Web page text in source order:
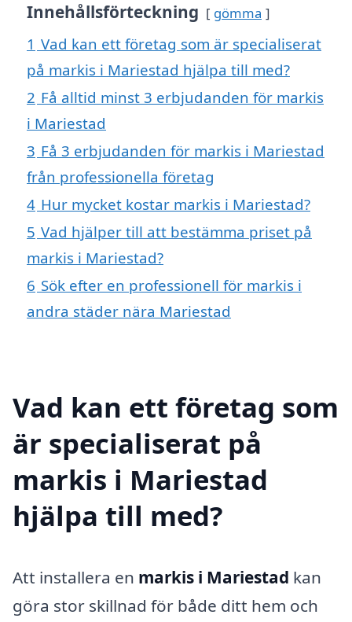
Innehållsförteckning gömma
1 Vad kan ett företag som är specialiserat
på markis i Mariestad hjälpa till med?
2 Få alltid minst 3 erbjudanden för markis
i Mariestad
3 Få 3 erbjudanden för markis i Mariestad
från professionella företag
4 Hur mycket kostar markis i Mariestad?
5 Vad hjälper till att bestämma priset på
markis i Mariestad?
6 Sök efter en professionell för markis i
andra städer nära Mariestad
Vad kan ett företag som
är specialiserat på
markis i Mariestad
hjälpa till med?
Att installera en markis i Mariestad kan
göra stor skillnad för både ditt hem och